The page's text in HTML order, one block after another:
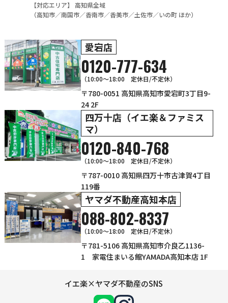
【対応エリア】 高知県全域
（高知市／南国市／香南市／香美市／土佐市／いの町 ほか）
愛宕店
0120-777-634
（10:00～18:00 定休日/不定休）
〒780-0051 高知県高知市愛宕町3丁目9-
24 2F
四万十店（イエ楽＆ファミス
マ）
0120-840-768
（10:00〜18:00 定休日/不定休）
〒787-0010 高知県四万十市古津賀4丁目
119番
ヤマダ不動産高知本店
088-802-8337
（10:00～18:00 定休日/不定休）
〒781-5106 高知県高知市介良乙1136-
1 家電住まいる館YAMADA高知本店 1F
イエ楽×ヤマダ不動産のSNS